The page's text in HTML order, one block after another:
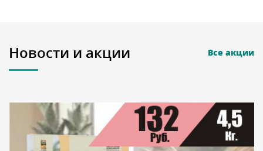
Новости и акции Все акции